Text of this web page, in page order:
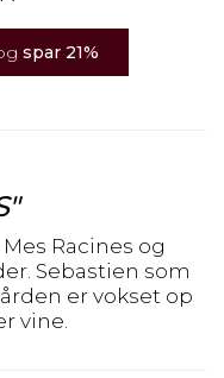
spar 21%
Racines og
Sebastien som
er vokset op
vine.